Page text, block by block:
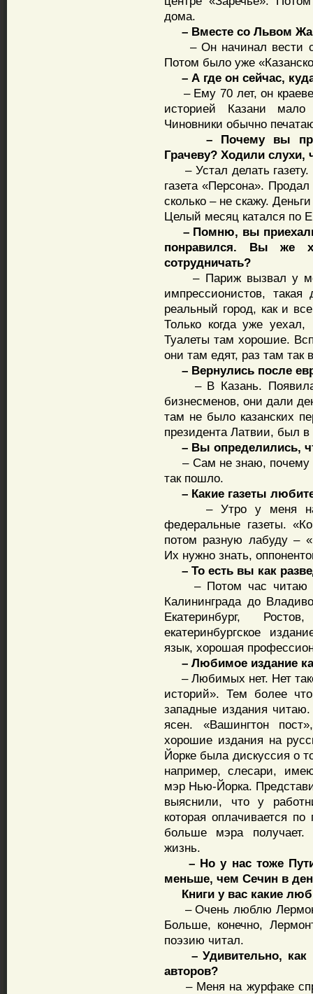
дома.
– Вместе со Львом
– Он начинал вести
Потом было уже
– А где он сейчас,
– Ему 70 лет, он
историей Казани
Чиновники обычно
– Почему вы
Грачеву? Ходили слухи,
– Устал делать газету.
газета «Персона».
сколько – не скажу.
Целый месяц катался по
– Помню, вы приехали
понравился. Вы же
сотрудничать?
– Париж вызвал у
импрессионистов,
реальный город, как и
Только когда уже
Туалеты там хорошие.
они там едят, раз там так
– Вернулись после
– В Казань.
бизнесменов, они дали
там не было казанских
президента Латвии, был
– Вы определились,
– Сам не знаю, почему
так пошло.
– Какие газеты
– Утро у меня
федеральные газеты.
потом разную лабуду –
Их нужно знать,
– То есть вы как
– Потом час читаю в
Калининграда до
Екатеринбург,
екатеринбургское
язык, хорошая
– Любимое издание
– Любимых нет. Нет
историй». Тем более
западные издания
ясен. «Вашингтон
хорошие издания на
Йорке была дискуссия о
например, слесари,
мэр Нью-Йорка.
выяснили, что у
которая оплачивается
больше мэра получает.
жизнь.
– Но у нас тоже
меньше, чем Сечин в
Книги у вас какие
– Очень люблю
Больше, конечно,
поэзию читал.
– Удивительно, как
авторов?
– Меня на журфаке